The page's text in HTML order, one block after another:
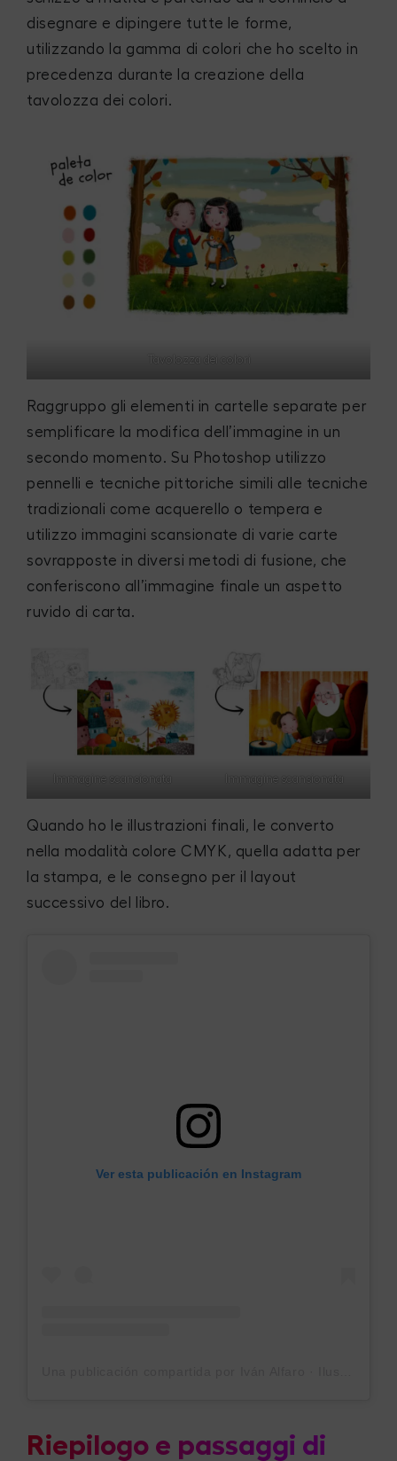
disegnare e dipingere tutte le forme,
utilizzando la gamma di colori che ho scelto in
precedenza durante la creazione della
tavolozza dei colori.
Tavolozza dei colori
Raggruppo gli elementi in cartelle separate per
semplificare la modifica dell’immagine in un
secondo momento. Su Photoshop utilizzo
pennelli e tecniche pittoriche simili alle tecniche
tradizionali come acquerello o tempera e
utilizzo immagini scansionate di varie carte
sovrapposte in diversi metodi di fusione, che
conferiscono all’immagine finale un aspetto
ruvido di carta.
Immagine scansionata Immagine scansionata
Quando ho le illustrazioni finali, le converto
nella modalità colore CMYK, quella adatta per
la stampa, e le consegno per il layout
successivo del libro.
Ver esta publicación en Instagram
Riepilogo e passaggi di